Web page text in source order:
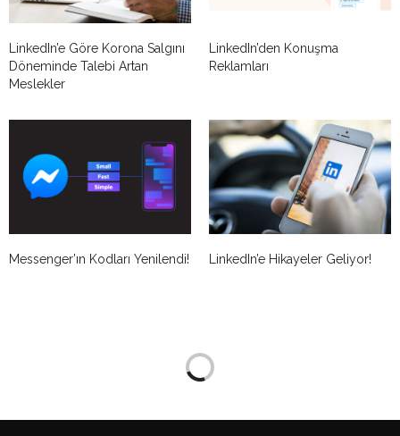
LinkedIn’e Göre Korona Salgını
Döneminde Talebi Artan
Meslekler
LinkedIn’den Konuşma
Reklamları
Messenger’ın Kodları Yenilendi! LinkedIn’e Hikayeler Geliyor!